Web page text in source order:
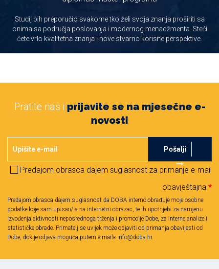
Studij bih preporučio svakome tko želi svoja znanja proširiti sa
onima sa područja poslovanja i modernog menadžmenta. Steći
ćete vrlo kvalitetna znanja i nove stvarno korisne perspektive.
Pratite nas i prijavite se na mjesečne e-
novosti
Pošalji
Predajom obrasca dajem suglasnost za primanje e-mail
obavještajna.*
Predajom obrasca dajem suglasnost da DOBA interno obrađuje moje osobne
podatke koje sam upisao/la na internetni obrazac, te ih upotrijebi za namjenu
izvođenja aktivnosti neposrednoga trženja i promocije Dobe, za interne analize i
statističke obrade. Primatelj se uvijek može odjaviti od primanja obavijesti od
Dobe, dok je odjava moguća putem e-maila info@doba.hr.